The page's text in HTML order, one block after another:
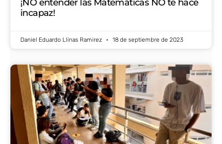
¡NO entender las Matemáticas NO te hace
incapaz!
Daniel Eduardo Llinas Ramirez 18 de septiembre de 2023